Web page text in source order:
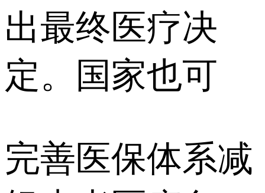
出最终医疗决
定。国家也可
完善医保体系减